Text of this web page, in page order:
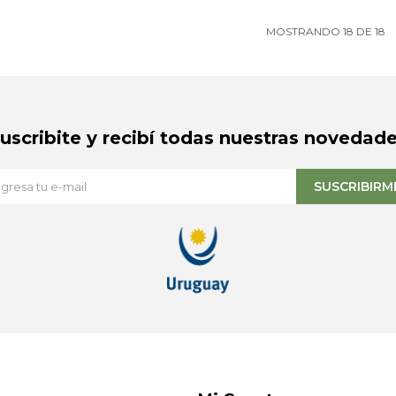
MOSTRANDO 18 DE 18
y recibí todas nuestras